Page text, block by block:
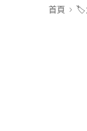
首頁 🏷️